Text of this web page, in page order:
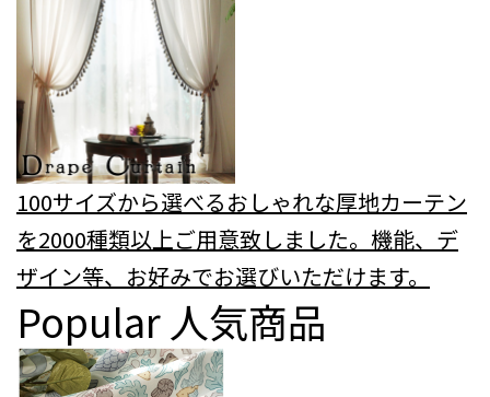
100サイズから選べるおしゃれな厚地カーテン
を2000種類以上ご用意致しました。機能、デ
ザイン等、お好みでお選びいただけます。
Popular人気商品